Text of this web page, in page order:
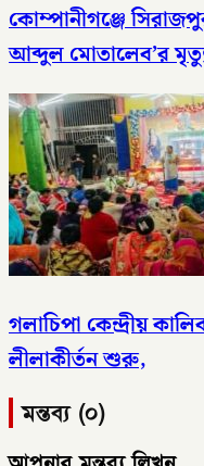
কোম্পানীগঞ্জে
আব্দুল মোতালেব’র
গলাচিপা কেন্দ্রীয়
লীলাকীর্তন শুরু,
মন্তব্য (০)